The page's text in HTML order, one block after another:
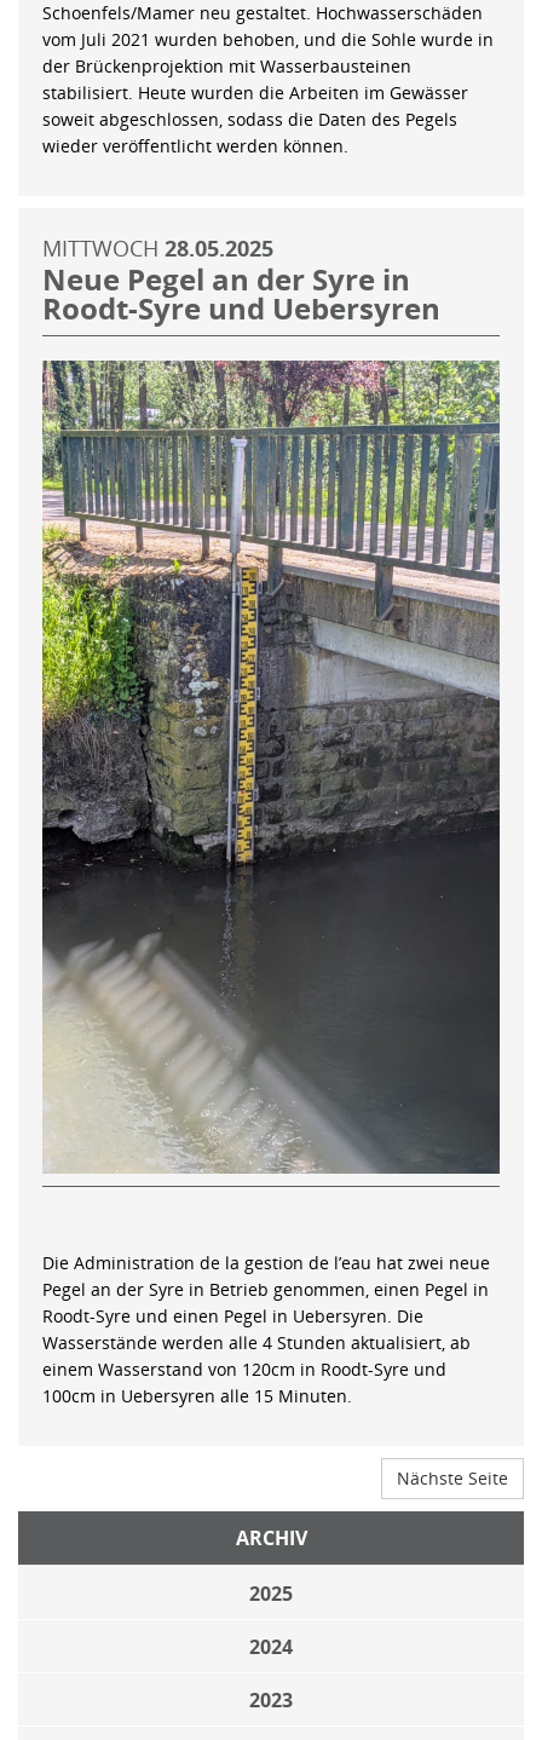
Schoenfels/Mamer neu gestaltet. Hochwasserschäden
vom Juli 2021 wurden behoben, und die Sohle wurde in
der Brückenprojektion mit Wasserbausteinen
stabilisiert. Heute wurden die Arbeiten im Gewässer
soweit abgeschlossen, sodass die Daten des Pegels
wieder veröffentlicht werden können.
MITTWOCH 28.05.2025
Neue Pegel an der Syre in
Roodt-Syre und Uebersyren
Die Administration de la gestion de l’eau hat zwei neue
Pegel an der Syre in Betrieb genommen, einen Pegel in
Roodt-Syre und einen Pegel in Uebersyren. Die
Wasserstände werden alle 4 Stunden aktualisiert, ab
einem Wasserstand von 120cm in Roodt-Syre und
100cm in Uebersyren alle 15 Minuten.
Nächste Seite
ARCHIV
2025
2024
2023